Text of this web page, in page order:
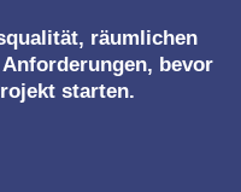
räumlichen
bevor
starten.